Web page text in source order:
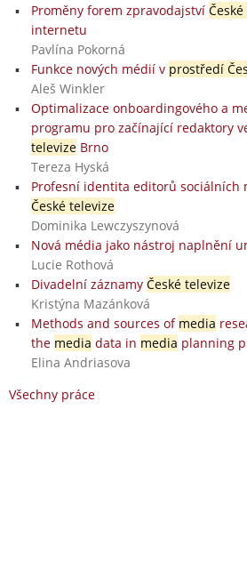
Proměny forem zpravodajství
internetu
Pavlína Pokorná
Funkce nových médií v prostředí
Aleš Winkler
Optimalizace onboardingového a
programu pro začínající redaktory
televizeBrno
Tereza Hyská
Profesní identita editorů sociálních
České televize
Dominika Lewczyszynová
Nová média jako nástroj naplnění
Lucie Rothová
Divadelní záznamy České televize
Kristýna Mazánková
Methods and sources of media
the media data in media planning
Elina Andriasova
Všechny práce